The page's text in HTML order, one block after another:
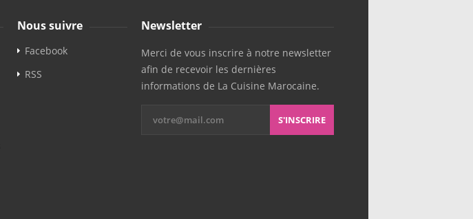
Nous suivre
Facebook
RSS
Newsletter
Merci de vous inscrire à notre newsletter
afin de recevoir les dernières
informations de La Cuisine Marocaine.
S'INSCRIRE